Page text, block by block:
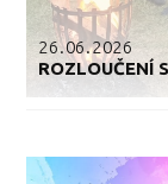
26.06.2026
ROZLOUČENÍ